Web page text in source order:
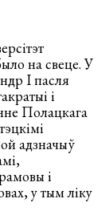
на свеце. У
І пасля
і
Полацкага
адзначыў
і
у тым ліку